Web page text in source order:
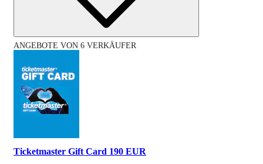
ANGEBOTE VON 6 VERKÄUFER
Ticketmaster Gift Card 190 EUR